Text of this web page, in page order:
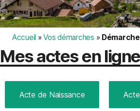
Accueil »Vos démarches »
Mes actes en ligne
Acte de Naissance